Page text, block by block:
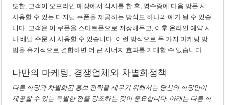
또한, 고객이 오프라인 매장에서 식사를 한 후, 영수증에 다음 방문 시
사용할 수 있는 디지털 쿠폰을 제공하는 방식도 하나의 예가 될 수 있습
니다. 고객은 이 쿠폰을 스마트폰으로 저장해두고, 이후 온라인 예약 시
나 배달 주문 시 사용할 수 있습니다. 이런 방식으로 두 가지 마케팅 방
법을 유기적으로 결합하면 더 큰 시너지 효과를 기대할 수 있습니다.
나만의 마케팅, 경쟁업체와 차별화정책
다른 식당과 차별화된 홍보 전략을 세우기 위해서는 당신의 식당만이
제공할 수 있는 특별한 점을 강조하는 것이 중요합니다. 아래는 다른 식